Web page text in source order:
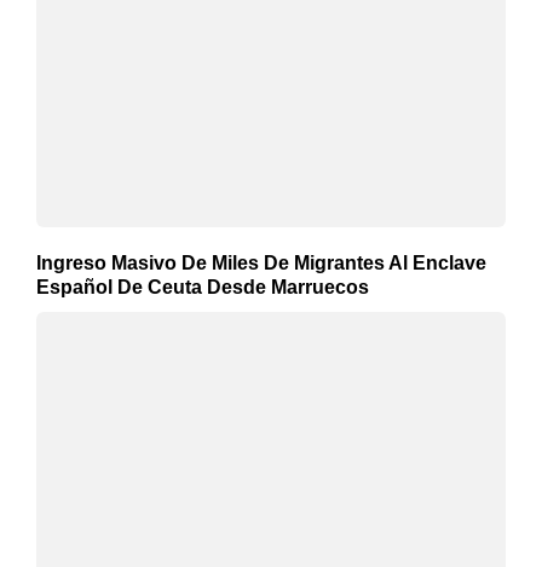
Ingreso Masivo De Miles De Migrantes Al Enclave
Español De Ceuta Desde Marruecos